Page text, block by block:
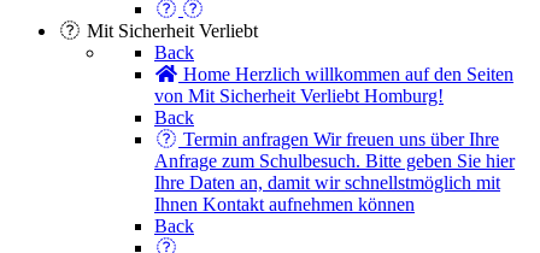
Mit Sicherheit Verliebt
Back
Home Herzlich willkommen auf den Seiten
von Mit Sicherheit Verliebt Homburg!
Back
Termin anfragen Wir freuen uns über Ihre
Anfrage zum Schulbesuch. Bitte geben Sie hier
Ihre Daten an, damit wir schnellstmöglich mit
Ihnen Kontakt aufnehmen können
Back